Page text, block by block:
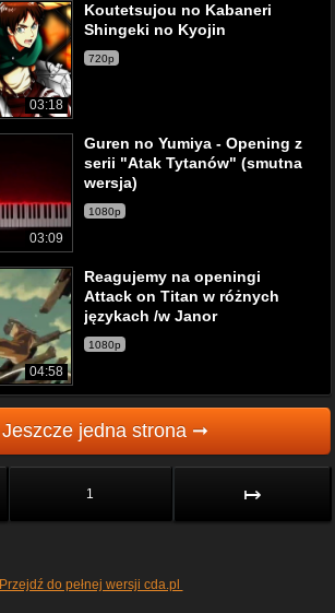
03:18
Koutetsujou no Kabaneri
Shingeki no Kyojin
720p
03:09
Guren no Yumiya - Opening z
serii "Atak Tytanów" (smutna
wersja)
1080p
04:58
Reagujemy na openingi
Attack on Titan w różnych
językach /w Janor
1080p
Jeszcze jedna strona ➞
1 ↦
Przejdź do pełnej wersji cda.pl